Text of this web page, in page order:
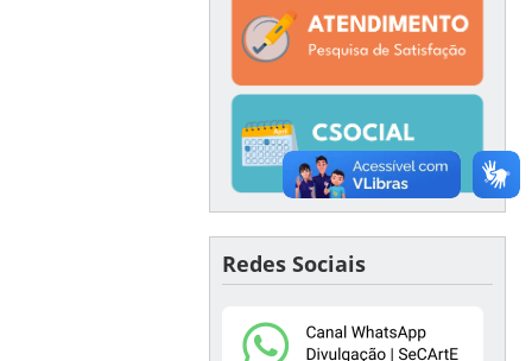
Redes Sociais